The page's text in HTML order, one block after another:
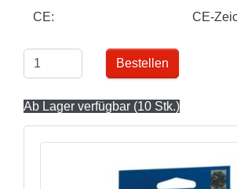
CE: CE-
Bestellen
Ab Lager verfügbar (10 Stk.)